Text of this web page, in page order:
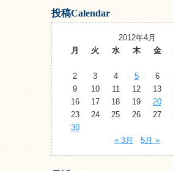
投稿Calendar
2012年4月
月
火 水 木 金
2
3 4 5 6
9
10 11 12 13
16
17 18 19 20
23
24 25 26 27
30
« 3月
5月 »